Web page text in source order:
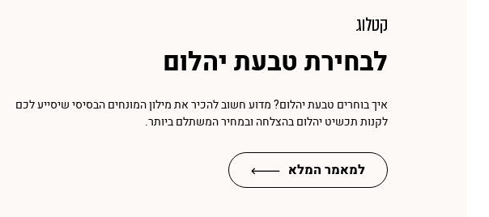
קטלוג
לבחירת טבעת יהלום
איך בוחרים טבעת יהלום? מדוע חשוב להכיר את מילון המונחים הבסיסי שיסייע לכם
לקנות תכשיט יהלום בהצלחה ובמחיר המשתלם ביותר.
למאמר המלא